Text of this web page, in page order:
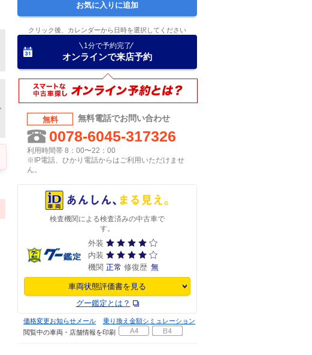
お気に入りに追加
クリック後、カレンダーから日時を選択してください
1分で予約完了
オンラインで来店予約
無料 無料電話でお問い合わせ
0078-6045-317326
利用時間帯 8：00〜22：00
※IP電話、ひかり電話からはご利用いただけませ
ん。
検査機関による検査済みの中古車で
す。
外装
内装
機関 正常 修復歴 無
車両状態評価書を見る
グー鑑定とは？
価格変更お知らせメール
乗り換え金額シミュレーション
閲覧中の車両・店舗情報を印刷